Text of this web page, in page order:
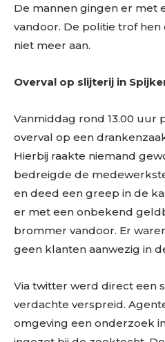
De mannen gingen er met
vandoor. De politie trof
niet meer aan.
Overval op slijterij in
Vanmiddag rond 13.00 uur
overval op een
Hierbij raakte niemand
bedreigde de
en deed een greep in de
er met een onbekend
brommer vandoor. Er
geen klanten aanwezig in
Via twitter werd direct een
verdachte verspreid.
omgeving een onderzoek